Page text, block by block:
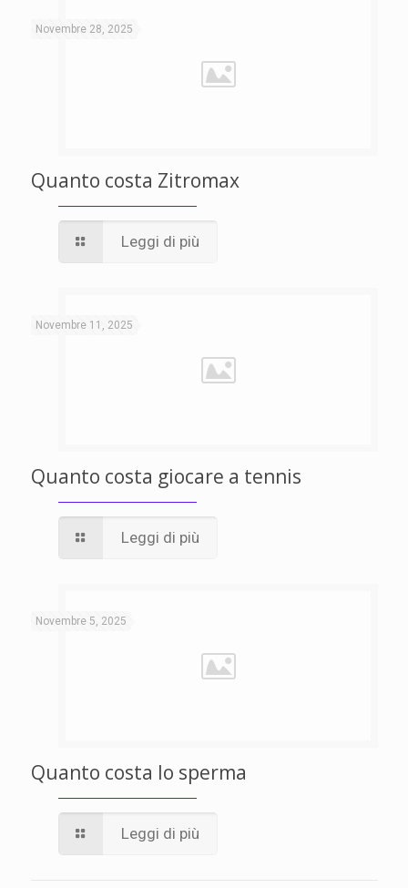
Novembre 28, 2025
Quanto costa Zitromax
Leggi di più
Novembre 11, 2025
Quanto costa giocare a tennis
Leggi di più
Novembre 5, 2025
Quanto costa lo sperma
Leggi di più